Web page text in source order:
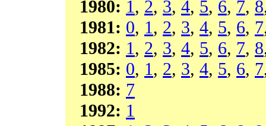
1980: 1, 2, 3, 4, 5, 6, 7, 8
1981: 0, 1, 2, 3, 4, 5, 6, 7
1982: 1, 2, 3, 4, 5, 6, 7, 8
1985: 0, 1, 2, 3, 4, 5, 6, 7
1988: 7
1992: 1